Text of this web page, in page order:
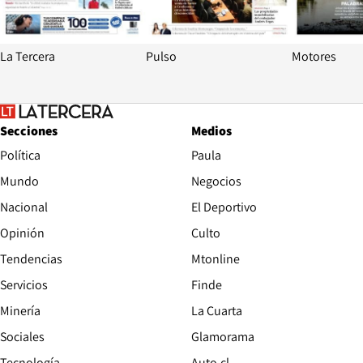
La Tercera Pulso Motores
Secciones
Política
Mundo
Nacional
Opinión
Tendencias
Servicios
Minería
Sociales
Medios
Paula
Negocios
El Deportivo
Culto
Mtonline
Finde
La Cuarta
Glamorama